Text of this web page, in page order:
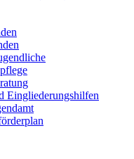
Eingliederungshilfen